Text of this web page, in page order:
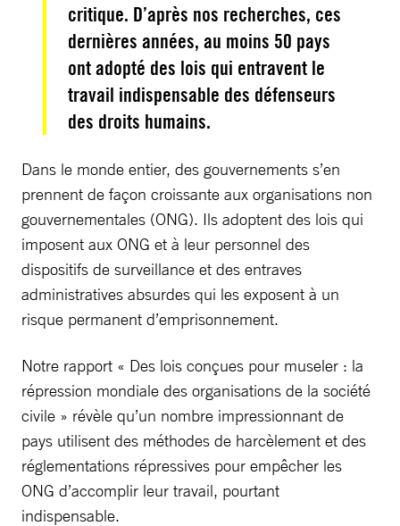
critique. D’après nos recherches, ces
dernières années, au moins 50 pays
ont adopté des lois qui entravent le
travail indispensable des défenseurs
des droits humains.
Dans le monde entier, des gouvernements s’en
prennent de façon croissante aux organisations non
gouvernementales (ONG). Ils adoptent des lois qui
imposent aux ONG et à leur personnel des
dispositifs de surveillance et des entraves
administratives absurdes qui les exposent à un
risque permanent d’emprisonnement.
Notre rapport « Des lois conçues pour museler : la
répression mondiale des organisations de la société
civile » révèle qu’un nombre impressionnant de
pays utilisent des méthodes de harcèlement et des
réglementations répressives pour empêcher les
ONG d’accomplir leur travail, pourtant
indispensable.